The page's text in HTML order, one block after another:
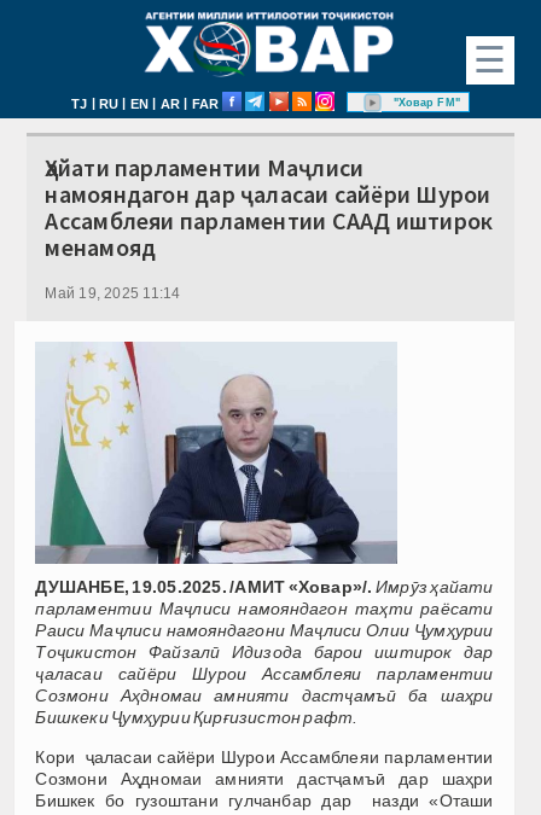
☰
TJ | RU | EN | AR | FAR "Ховар FM"
Ҳайати парламентии Маҷлиси
намояндагон дар ҷаласаи сайёри Шурои
Ассамблеяи парламентии СААД иштирок
менамояд
Май 19, 2025 11:14
ДУШАНБЕ, 19.05.2025. /АМИТ «Ховар»/. Имрӯз ҳайати
парламентии Маҷлиси намояндагон таҳти раёсати
Раиси Маҷлиси намояндагони Маҷлиси Олии Ҷумҳурии
Тоҷикистон Файзалӣ Идизода барои иштирок дар
ҷаласаи сайёри Шурои Ассамблеяи парламентии
Созмони Аҳдномаи амнияти дастҷамъӣ ба шаҳри
Бишкеки Ҷумҳурии Қирғизистон рафт.
Кори ҷаласаи сайёри Шурои Ассамблеяи парламентии
Созмони Аҳдномаи амнияти дастҷамъӣ дар шаҳри
Бишкек бо гузоштани гулчанбар дар назди «Оташи